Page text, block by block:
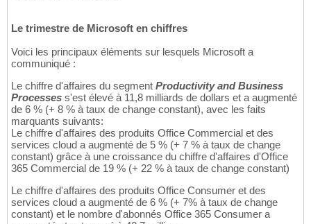
Le trimestre de Microsoft en chiffres
Voici les principaux éléments sur lesquels Microsoft a
communiqué :
Le chiffre d'affaires du segment Productivity and Business
Processes s'est élevé à 11,8 milliards de dollars et a augmenté
de 6 % (+ 8 % à taux de change constant), avec les faits
marquants suivants:
Le chiffre d'affaires des produits Office Commercial et des
services cloud a augmenté de 5 % (+ 7 % à taux de change
constant) grâce à une croissance du chiffre d'affaires d'Office
365 Commercial de 19 % (+ 22 % à taux de change constant)
Le chiffre d'affaires des produits Office Consumer et des
services cloud a augmenté de 6 % (+ 7% à taux de change
constant) et le nombre d'abonnés Office 365 Consumer a